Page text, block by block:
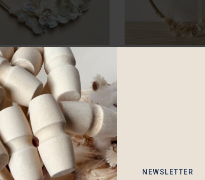
Tambour Fleuri
A partir de43.00
NEWSLETTER